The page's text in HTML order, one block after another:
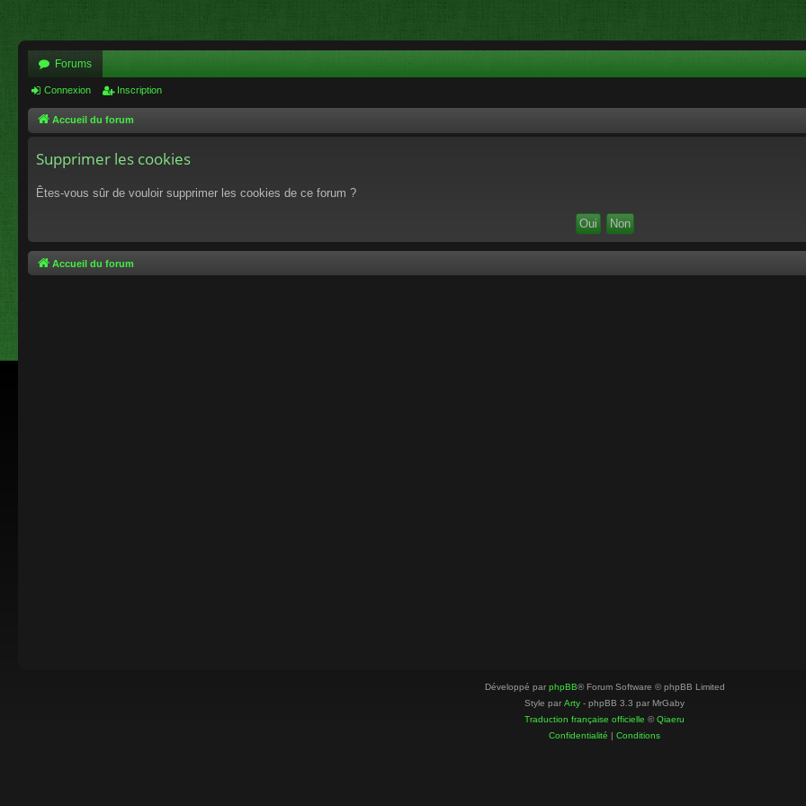
Forums
Connexion Inscription
Accueil du forum
Supprimer les cookies
Êtes-vous sûr de vouloir supprimer les cookies de ce forum ?
Accueil du forum
Développé par phpBB® Forum Software © phpBB Limited
Style par Arty - phpBB 3.3 par MrGaby
Traduction française officielle ©Qiaeru
Confidentialité | Conditions